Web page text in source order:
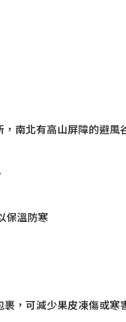
南北有高山屏障的避風
保溫防寒
，可減少果皮凍傷或寒